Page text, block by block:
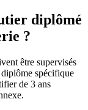
diplômé
?
être supervisés
spécifique
de 3 ans